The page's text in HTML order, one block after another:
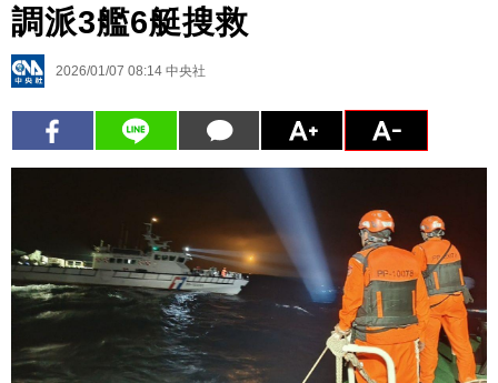
調派3艦6艇搜救
2026/01/07 08:14 中央社